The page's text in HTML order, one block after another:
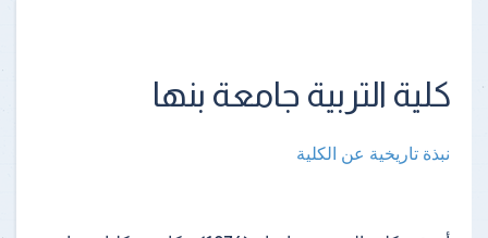
كلية التربية جامعة بنها
نبذة تاريخية عن الكلية